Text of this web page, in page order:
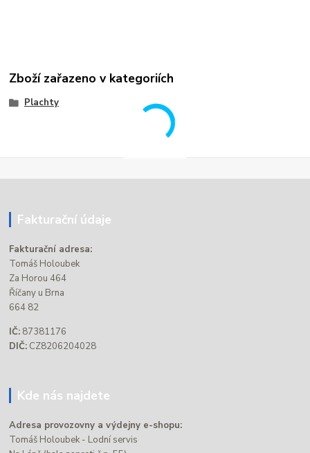
Zboží zařazeno v kategoriích
Plachty
Fakturační údaje
Fakturační adresa:
Tomáš Holoubek
Za Horou 464
Říčany u Brna
664 82
IČ: 87381176
DIČ: CZ8206204028
Kde nás najdete
Adresa provozovny a výdejny e-shopu:
Tomáš Holoubek - Lodní servis